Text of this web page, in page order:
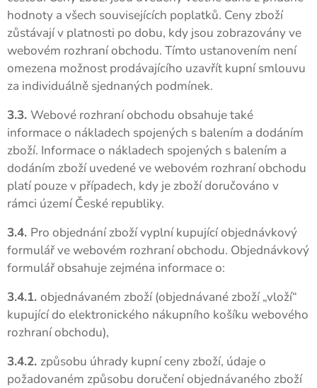
hodnoty a všech souvisejících poplatků. Ceny zboží
zůstávají v platnosti po dobu, kdy jsou zobrazovány ve
webovém rozhraní obchodu. Tímto ustanovením není
omezena možnost prodávajícího uzavřít kupní smlouvu
za individuálně sjednaných podmínek.
3.3. Webové rozhraní obchodu obsahuje také
informace o nákladech spojených s balením a dodáním
zboží. Informace o nákladech spojených s balením a
dodáním zboží uvedené ve webovém rozhraní obchodu
platí pouze v případech, kdy je zboží doručováno v
rámci území České republiky.
3.4. Pro objednání zboží vyplní kupující objednávkový
formulář ve webovém rozhraní obchodu. Objednávkový
formulář obsahuje zejména informace o:
3.4.1. objednávaném zboží (objednávané zboží „vloží“
kupující do elektronického nákupního košíku webového
rozhraní obchodu),
3.4.2. způsobu úhrady kupní ceny zboží, údaje o
požadovaném způsobu doručení objednávaného zboží